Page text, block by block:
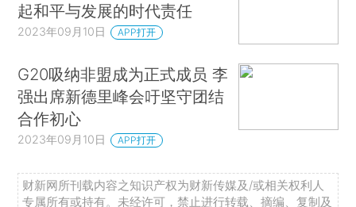
起和平与发展的时代责任
2023年09月10日 APP打开
G20吸纳非盟成为正式成员 李
强出席新德里峰会吁坚守团结
合作初心
2023年09月10日 APP打开
财新网所刊载内容之知识产权为财新传媒及/或相关权利人
专属所有或持有。未经许可，禁止进行转载、摘编、复制及